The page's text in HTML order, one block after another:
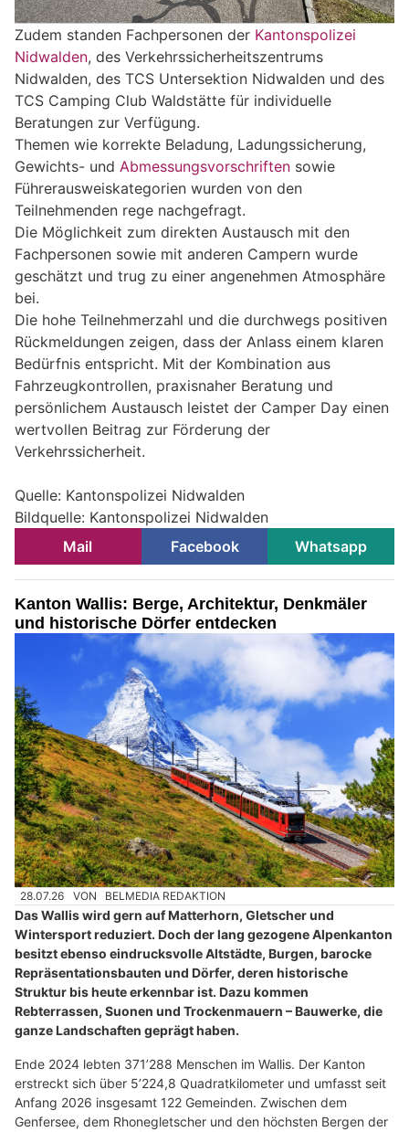
Zudem standen Fachpersonen der Kantonspolizei
Nidwalden, des Verkehrssicherheitszentrums
Nidwalden, des TCS Untersektion Nidwalden und des
TCS Camping Club Waldstätte für individuelle
Beratungen zur Verfügung.
Themen wie korrekte Beladung, Ladungssicherung,
Gewichts- und Abmessungsvorschriften sowie
Führerausweiskategorien wurden von den
Teilnehmenden rege nachgefragt.
Die Möglichkeit zum direkten Austausch mit den
Fachpersonen sowie mit anderen Campern wurde
geschätzt und trug zu einer angenehmen Atmosphäre
bei.
Die hohe Teilnehmerzahl und die durchwegs positiven
Rückmeldungen zeigen, dass der Anlass einem klaren
Bedürfnis entspricht. Mit der Kombination aus
Fahrzeugkontrollen, praxisnaher Beratung und
persönlichem Austausch leistet der Camper Day einen
wertvollen Beitrag zur Förderung der
Verkehrssicherheit.
Quelle: Kantonspolizei Nidwalden
Bildquelle: Kantonspolizei Nidwalden
Mail
Facebook Whatsapp
Kanton Wallis: Berge, Architektur, Denkmäler
und historische Dörfer entdecken
28.07.26 VON BELMEDIA REDAKTION
Das Wallis wird gern auf Matterhorn, Gletscher und
Wintersport reduziert. Doch der lang gezogene Alpenkanton
besitzt ebenso eindrucksvolle Altstädte, Burgen, barocke
Repräsentationsbauten und Dörfer, deren historische
Struktur bis heute erkennbar ist. Dazu kommen
Rebterrassen, Suonen und Trockenmauern – Bauwerke, die
ganze Landschaften geprägt haben.
Ende 2024 lebten 371’288 Menschen im Wallis. Der Kanton
erstreckt sich über 5’224,8 Quadratkilometer und umfasst seit
Anfang 2026 insgesamt 122 Gemeinden. Zwischen dem
Genfersee, dem Rhonegletscher und den höchsten Bergen der